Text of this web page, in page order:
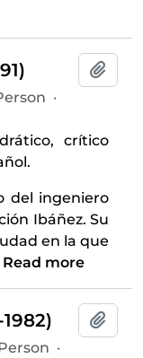
·
crítico
del ingeniero
Ibáñez. Su
en la que
Read more
·